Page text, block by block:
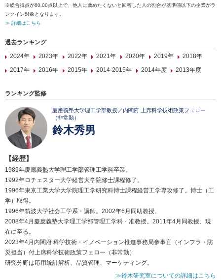
※総合得点が60.00点以上で、他人に薦めたくないと回答した人の割合が基準値以下の企業がラ
ンクイン対象となります。
≫ 詳細はこちら
過去ランキング
2024年
2023年 2022年 2021年 2020年 2019年
2018年
2017年
2016年 2015年 2014-2015年 2014年度 2013年度
ランキング監修
慶應義塾大学理工学部教授／内閣府 上席科学技術政策フェロー
（非常勤）
鈴木秀男
【経歴】
1989年慶應義塾大学理工学部管理工学科卒業。
1992年ロチェスター大学経営大学院修士課程修了。
1996年東京工業大学大学院理工学研究科博士課程経営工学専攻修了。博士（工
学）取得。
1996年筑波大学社会工学系・講師。2002年6月同助教授。
2008年4月慶應義塾大学理工学部管理工学科・准教授。2011年4月同教授、現
在に至る。
2023年4月内閣府 科学技術・イノベーション推進事務局参事官（インフラ・防
災担当）付上席科学技術政策フェロー（非常勤）
研究分野は応用統計解析、品質管理、マーケティング。
≫鈴木研究室についての詳細はこちら